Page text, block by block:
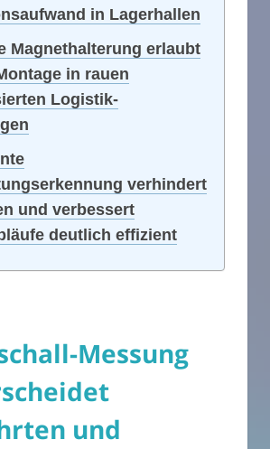
in Lagerhallen
Magnethalterung erlaubt
in rauen
Logistik-
verhindert
und verbessert
deutlich effizient
Messung
und